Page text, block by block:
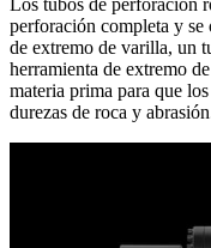
Los tubos de perforación
perforación completa y se
de extremo de varilla, un
herramienta de extremo
materia prima para que
durezas de roca y